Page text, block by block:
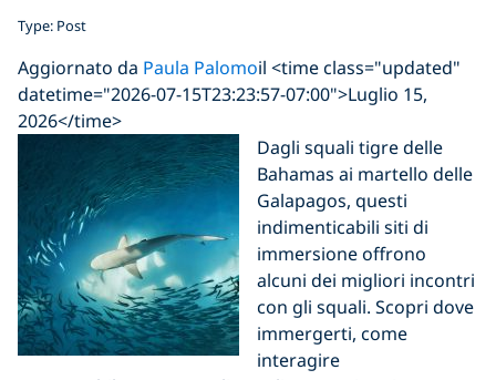
Type: Post
Aggiornato da Paula Palomoil <time class="updated"
datetime="2026-07-15T23:23:57-07:00">Luglio 15,
2026</time>
Dagli squali tigre delle
Bahamas ai martello delle
Galapagos, questi
indimenticabili siti di
immersione offrono
alcuni dei migliori incontri
con gli squali. Scopri dove
immergerti, come
interagire